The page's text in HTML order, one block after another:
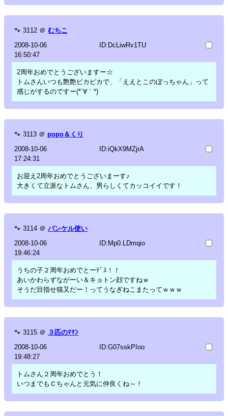
🐾 3112 ＠ むちこ
2008-10-06
16:50:47
ID:DcLiwRv1TU
2周年おめでとうございますー☆
トムさんいつも艶艶ピカピカで、「ええとこのぼっちゃん」って
感じがするのですー(*´∀｀*)
🐾 3113 ＠ popo＆くり
2008-10-06
17:24:31
ID:iQkX9MZjrA
お迎え2周年おめでとうございまーす♪
大きくて立派なトムさん、男らしくてカッコイイです！
🐾 3114 ＠ バンケル使い
2008-10-06
19:46:24
ID:Mp0.LDmqio
うちの子２周年おめでとーﾃﾞｽ！！
あいかわらずながーい＆キョトン顔ですねｗ
そうだ目指せ猫又だー！ってうなぎねこまたってｗｗｗ
🐾 3115 ＠ ３匹のﾏﾏﾝ
2008-10-06
19:48:27
ID:G07sskPIoo
トムさん２周年おめでとう！
いつまでもＣちゃんと元気に仲良くね～！